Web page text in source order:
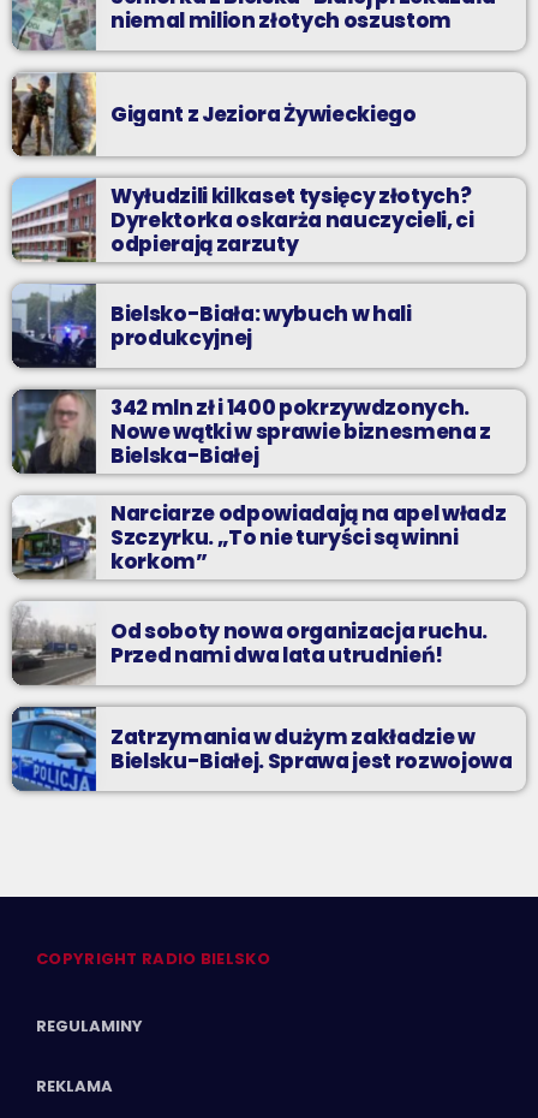
niemal milion złotych oszustom
Gigant z Jeziora Żywieckiego
Wyłudzili kilkaset tysięcy złotych?
Dyrektorka oskarża nauczycieli, ci
odpierają zarzuty
Bielsko-Biała: wybuch w hali
produkcyjnej
342 mln zł i 1400 pokrzywdzonych.
Nowe wątki w sprawie biznesmena z
Bielska-Białej
Narciarze odpowiadają na apel władz
Szczyrku. „To nie turyści są winni
korkom”
Od soboty nowa organizacja ruchu.
Przed nami dwa lata utrudnień!
Zatrzymania w dużym zakładzie w
Bielsku-Białej. Sprawa jest rozwojowa
COPYRIGHT RADIO BIELSKO
REGULAMINY
REKLAMA